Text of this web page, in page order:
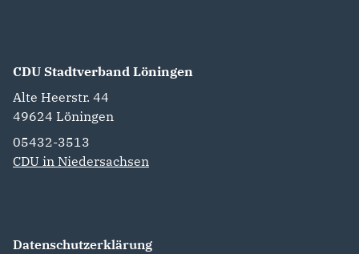
CDU Stadtverband Löningen
Alte Heerstr. 44
49624 Löningen
05432-3513
CDU in Niedersachsen
Datenschutzerklärung